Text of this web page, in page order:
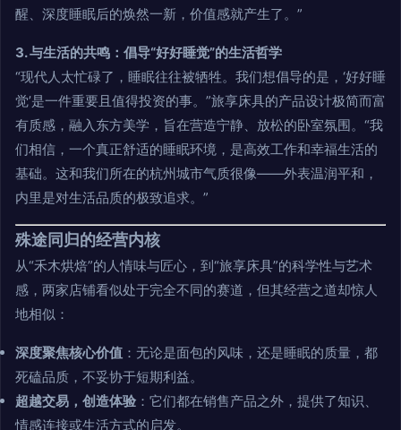
醒、深度睡眠后的焕然一新，价值感就产生了。”
3. 与生活的共鸣：倡导“好好睡觉”的生活哲学
“现代人太忙碌了，睡眠往往被牺牲。我们想倡导的是，‘好好睡
觉’是一件重要且值得投资的事。”旅享床具的产品设计极简而富
有质感，融入东方美学，旨在营造宁静、放松的卧室氛围。“我
们相信，一个真正舒适的睡眠环境，是高效工作和幸福生活的
基础。这和我们所在的杭州城市气质很像——外表温润平和，
内里是对生活品质的极致追求。”
殊途同归的经营内核
从“禾木烘焙”的人情味与匠心，到“旅享床具”的科学性与艺术
感，两家店铺看似处于完全不同的赛道，但其经营之道却惊人
地相似：
深度聚焦核心价值 ：无论是面包的风味，还是睡眠的质量，都
死磕品质，不妥协于短期利益。
超越交易，创造体验 ：它们都在销售产品之外，提供了知识、
情感连接或生活方式的启发。